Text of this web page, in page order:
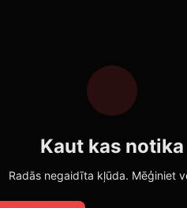
Kaut kas notika
Radās negaidīta kļūda. Mēģiniet